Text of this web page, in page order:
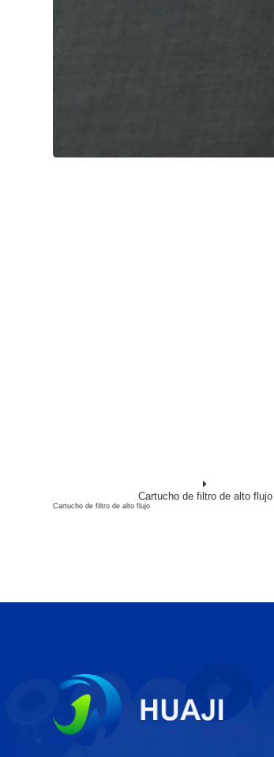
Cartucho de filtro de alto flujo
Cartucho de filtro de alto flujo